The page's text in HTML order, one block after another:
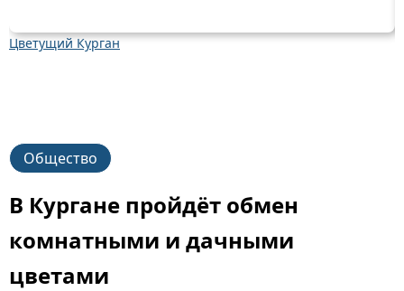
Цветущий Курган
Общество
В Кургане пройдёт обмен
комнатными и дачными
цветами